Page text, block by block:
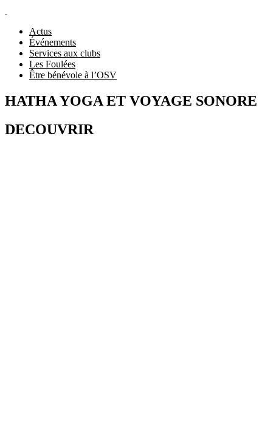
Actus
Événements
Services aux clubs
Les Foulées
Être bénévole à l’OSV
HATHA YOGA ET VOYAGE SONORE
DECOUVRIR